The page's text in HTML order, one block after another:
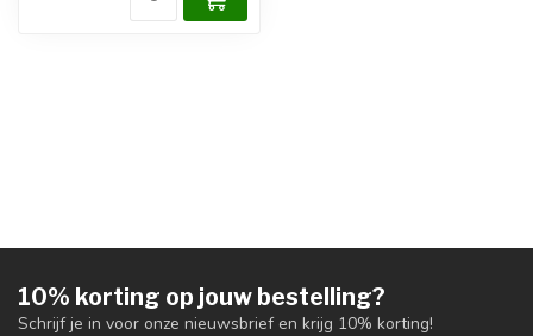
10% korting op jouw bestelling?
Schrijf je in voor onze nieuwsbrief en krijg 10% korting!